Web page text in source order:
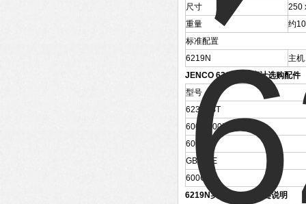
尺寸
250
重量
约
标准配置
6219N
主
JENCO 6219N 酸度计选购配件
型号
6230AST
600S/600L-ORP
600P
GB710E
600C
6219N实验室PH计按键说明